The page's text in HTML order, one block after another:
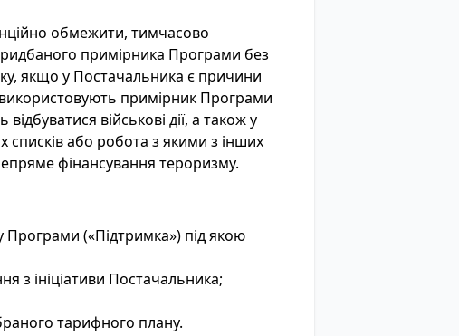
обмежити, тимчасово
примірника Програми без
якщо у Постачальника є причини
примірник Програми
військові дії, а також у
списків або робота з якими з інших
фінансування тероризму.
Програми («Підтримка») під якою
з ініціативи Постачальника;
тарифного плану.